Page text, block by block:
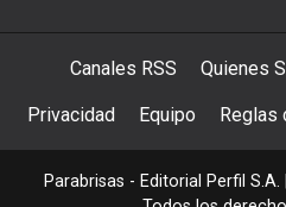
Canales RSS Quienes
Privacidad Equipo Reglas
Parabrisas - Editorial Perfil S.A.